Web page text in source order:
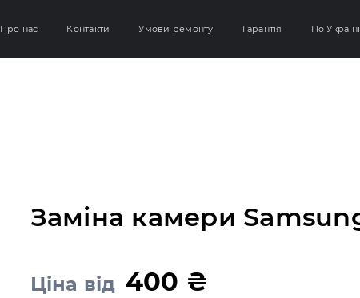
Про нас Контакти Умови ремонту Гарантія По Україні
Заміна камери
Ціна від 400 ₴